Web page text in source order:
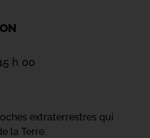
h 00
extraterrestres qui
la Terre.